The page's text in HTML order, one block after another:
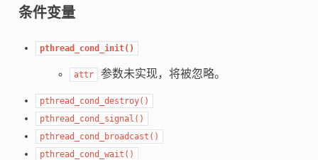
条件变量
pthread_cond_init()
attr 参数未实现，将被忽略。
pthread_cond_destroy()
pthread_cond_signal()
pthread_cond_broadcast()
pthread_cond_wait()